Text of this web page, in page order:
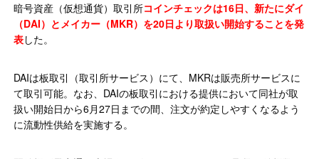
暗号資産（仮想通貨）取引所コインチェックは16日、新たにダイ
（DAI）とメイカー（MKR）を20日より取扱い開始することを発
表した。
DAIは板取引（取引所サービス）にて、MKRは販売所サービスに
て取引可能。なお、DAIの板取引における提供において同社が取
扱い開始日から6月27日までの間、注文が約定しやすくなるよう
に流動性供給を実施する。